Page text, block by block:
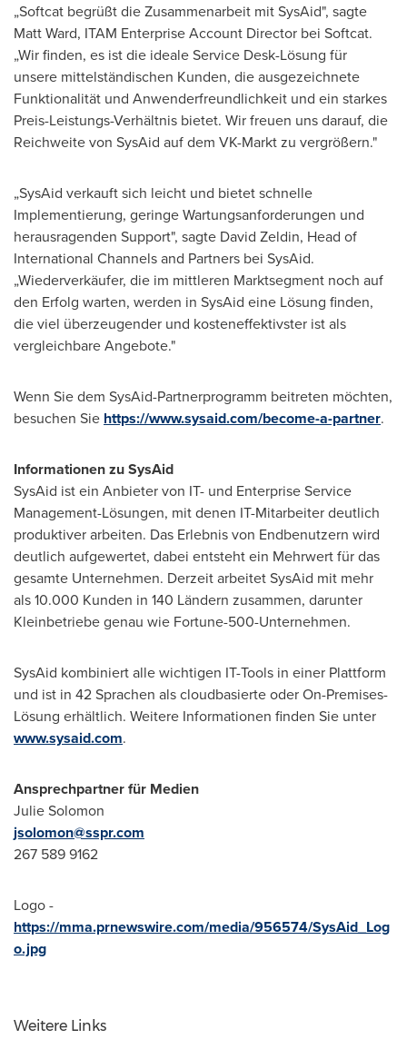
„Softcat begrüßt die Zusammenarbeit mit SysAid", sagte
Matt Ward, ITAM Enterprise Account Director bei Softcat.
„Wir finden, es ist die ideale Service Desk-Lösung für
unsere mittelständischen Kunden, die ausgezeichnete
Funktionalität und Anwenderfreundlichkeit und ein starkes
Preis-Leistungs-Verhältnis bietet. Wir freuen uns darauf, die
Reichweite von SysAid auf dem VK-Markt zu vergrößern."
„SysAid verkauft sich leicht und bietet schnelle
Implementierung, geringe Wartungsanforderungen und
herausragenden Support", sagte David Zeldin, Head of
International Channels and Partners bei SysAid.
„Wiederverkäufer, die im mittleren Marktsegment noch auf
den Erfolg warten, werden in SysAid eine Lösung finden,
die viel überzeugender und kosteneffektivster ist als
vergleichbare Angebote."
Wenn Siedem SysAid-Partnerprogramm beitreten möchten,
besuchen Sie https://www.sysaid.com/become-a-partner.
Informationen zu SysAid
SysAid ist ein Anbieter von IT- und Enterprise Service
Management-Lösungen, mit denen IT-Mitarbeiter deutlich
produktiver arbeiten. Das Erlebnis von Endbenutzern wird
deutlich aufgewertet, dabei entsteht ein Mehrwert für das
gesamte Unternehmen. Derzeit arbeitet SysAid mit mehr
als 10.000 Kunden in 140 Ländern zusammen, darunter
Kleinbetriebe genau wie Fortune-500-Unternehmen.
SysAid kombiniert alle wichtigen IT-Tools in einer Plattform
und ist in 42 Sprachen als cloudbasierte oder On-Premises-
Lösung erhältlich. Weitere Informationen finden Sie unter
www.sysaid.com.
Ansprechpartner für Medien
Julie Solomon
jsolomon@sspr.com
267 589 9162
Logo -
https://mma.prnewswire.com/media/956574/SysAid_Log
o.jpg
Weitere Links